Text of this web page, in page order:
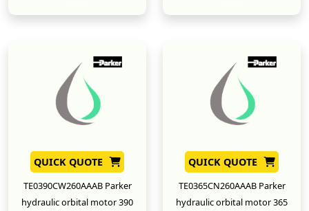
QUICK QUOTE
TE0390CW260AAAB Parker
hydraulic orbital motor 390
QUICK QUOTE
TE0365CN260AAAB Parker
hydraulic orbital motor 365